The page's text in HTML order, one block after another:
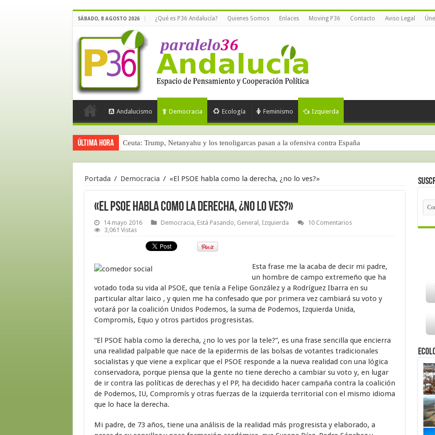
SÁBADO, 8 AGOSTO 2026 ¿Qué es P36 Andalucía? Quienes Somos Enlaces Moving P36 Contacto Aviso Legal
Andalucismo Democracia Ecología Feminismo Izquierda
Última hora Ceuta: Trump, Netanyahu y los tenoligarcas pasan a la ofensiva contra España
La masificación turística (tercera parte)
Portada / Democracia / «El PSOE habla como la derecha, ¿no lo ves?»
«El PSOE habla como la derecha, ¿no lo ves?»
14 mayo 2016 Democracia, Está Pasando, General , Izquierda
10 Comentarios
3,061 Vistas
Esta frase me la acaba de decir mi padre,
un hombre de campo extremeño que ha
votado toda su vida al PSOE, que tenía a Felipe González y a Rodríguez Ibarra en su
particular altar laico , y quien me ha confesado que por primera vez cambiará su voto y
votará por la coalición Unidos Podemos, la suma de Podemos, Izquierda Unida,
Compromís, Equo y otros partidos progresistas.
“El PSOE habla como la derecha, ¿no lo ves por la tele?”, es una frase sencilla que encierra
una realidad palpable que nace de la epidermis de las bolsas de votantes tradicionales
socialistas y que viene a explicar que el PSOE responde a la nueva realidad con una lógica
conservadora, porque piensa que la gente no tiene derecho a cambiar su voto y, en lugar
de ir contra las políticas de derechas y el PP, ha decidido hacer campaña contra la coalición
de Podemos, IU, Compromís y otras fuerzas de la izquierda territorial con el mismo idioma
que lo hace la derecha.
Mi padre, de 73 años, tiene una análisis de la realidad más progresista y elaborado, a